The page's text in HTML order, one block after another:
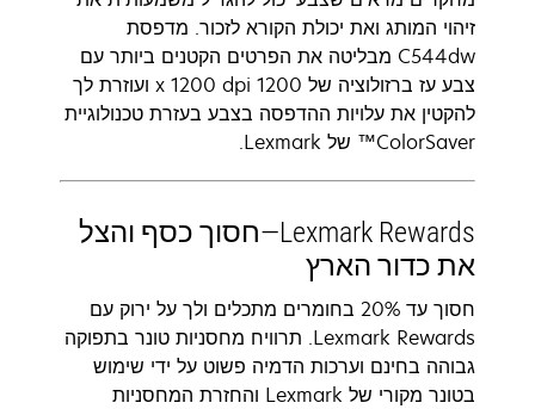
זיהוי המותג ואת יכולת הקורא לזכור. מדפסת
C544dw מבליטה את הפרטים הקטנים ביותר עם
צבע עז ברזולוציה של 1200 x 1200 dpi ועוזרת לך
להקטין את עלויות ההדפסה בצבע בעזרת טכנולוגיית
ColorSaver™ של Lexmark.
Lexmark Rewards—חסוך כסף והצל
את כדור הארץ
חסוך עד 20% בחומרים מתכלים ולך על ירוק עם
Lexmark Rewards. תרוויח מחסניות טונר בתפוקה
גבוהה בחינם וערכות הדמיה פשוט על ידי שימוש
בטונר מקורי של Lexmark והחזרת המחסניות